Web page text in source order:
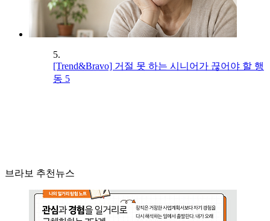
5.
[Trend&Bravo] 거절 못 하는 시니어가 끊어야 할 행
동 5
브라보 추천뉴스